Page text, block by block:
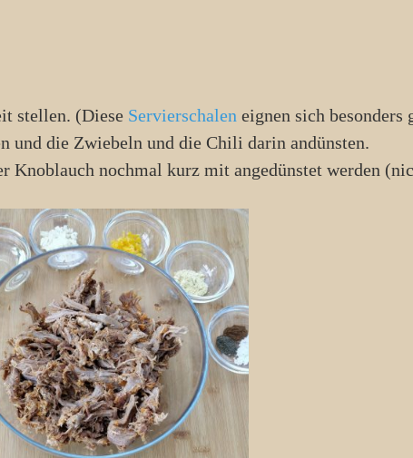
stellen. (Diese Servierschalen eignen sich besonders
und die Zwiebeln und die Chili darin andünsten.